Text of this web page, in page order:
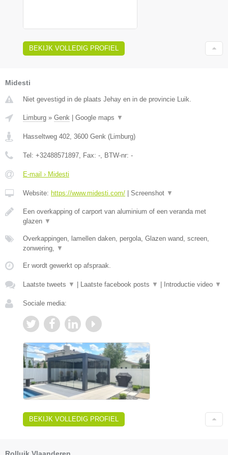
BEKIJK VOLLEDIG PROFIEL
Midesti
Niet gevestigd in de plaats Jehay en in de provincie Luik.
Limburg » Genk Google maps ▼
Hasseltweg 402, 3600 Genk (Limburg)
Tel: +32488571897, Fax: -, BTW-nr: -
E-mail › Midesti
Website: https://www.midesti.com/ Screenshot ▼
Een overkapping of carport van aluminium of een veranda met
glazen ▼
Overkappingen, lamellen daken, pergola, Glazen wand, screen,
zonwering, ▼
Er wordt gewerkt op afspraak.
Laatste tweets ▼ Laatste facebook posts ▼ Introductie video ▼
Sociale media:
BEKIJK VOLLEDIG PROFIEL